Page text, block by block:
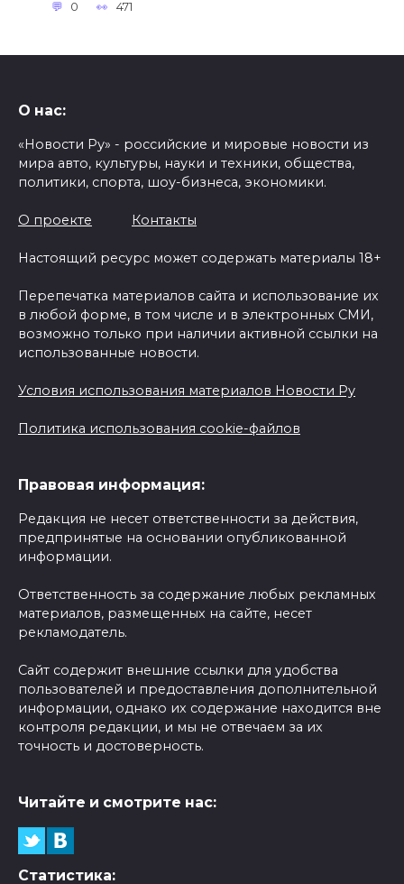
0 471
О нас:
«Новости Ру» - российские и мировые новости из
мира авто, культуры, науки и техники, общества,
политики, спорта, шоу-бизнеса, экономики.
О проекте Контакты
Настоящий ресурс может содержать материалы 18+
Перепечатка материалов сайта и использование их
в любой форме, в том числе и в электронных СМИ,
возможно только при наличии активной ссылки на
использованные новости.
Условия использования материалов Новости Ру
Политика использования cookie-файлов
Правовая информация:
Редакция не несет ответственности за действия,
предпринятые на основании опубликованной
информации.
Ответственность за содержание любых рекламных
материалов, размещенных на сайте, несет
рекламодатель.
Сайт содержит внешние ссылки для удобства
пользователей и предоставления дополнительной
информации, однако их содержание находится вне
контроля редакции, и мы не отвечаем за их
точность и достоверность.
Читайте и смотрите нас:
Статистика: